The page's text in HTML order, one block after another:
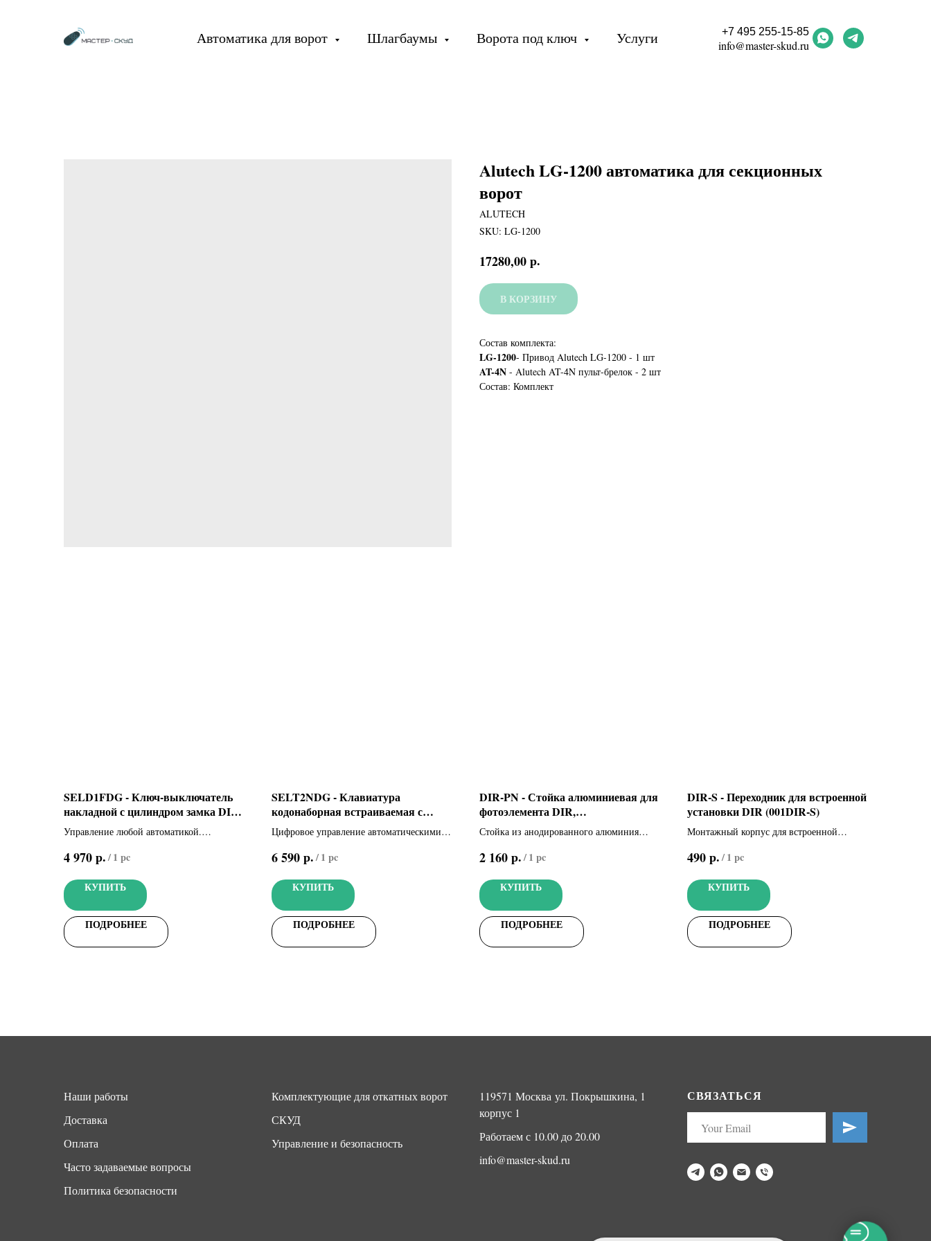
Автоматика для ворот Шлагбаумы Ворота под ключ Услуги +7 495 255-15-85
info@master-skud.ru
Alutech LG-1200 автоматика для секционных
ворот
ALUTECH
SKU: LG-1200
17280,00р.
В КОРЗИНУ
Состав комплекта:
LG-1200- Привод Alutech LG-1200 - 1 шт
AT-4N - Alutech AT-4N пульт-брелок - 2 шт
Состав: Комплект
SELD1FDG - Ключ-выключатель
накладной с цилиндром замка DIN
и синей подсветкой (806SL-0050)
Управление любой автоматикой.
цилиндром замка DIN и синей подсветкой
4 970р./1 pc
КУПИТЬ
ПОДРОБНЕЕ
SELT2NDG - Клавиатура
кодонаборная встраиваемая с
синей подсветкой (806SL-0160)
Цифровое управление автоматическими
клавиатура, 12 кнопок, синяя
6 590р./1 pc
КУПИТЬ
ПОДРОБНЕЕ
DIR-PN - Стойка алюминиевая для
фотоэлемента DIR,
дополнительная (001DIR-PN)
Стойка из анодированного алюминия
2 160р./1 pc
КУПИТЬ
ПОДРОБНЕЕ
DIR-S - Переходник для встроенной
установки DIR (001DIR-S)
Монтажный корпус для встроенной
490р./1 pc
КУПИТЬ
ПОДРОБНЕЕ
Наши работы
Доставка
Оплата
Часто задаваемые вопросы
Политика безопасности
Комплектующие для откатных ворот
СКУД
Управление и безопасность
119571 Москва ул. Покрышкина, 1
корпус 1
Работаем с 10.00 до 20.00
info@master-skud.ru
СВЯЗАТЬСЯ